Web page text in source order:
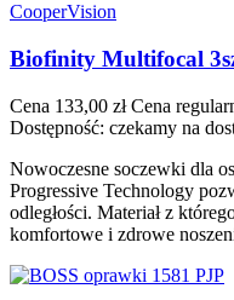
CooperVision
Biofinity Multifocal
Cena 133,00 zł Cena
Dostępność: czekamy na
Nowoczesne soczewki dla
Progressive Technology
odległości. Materiał z
komfortowe i zdrowe